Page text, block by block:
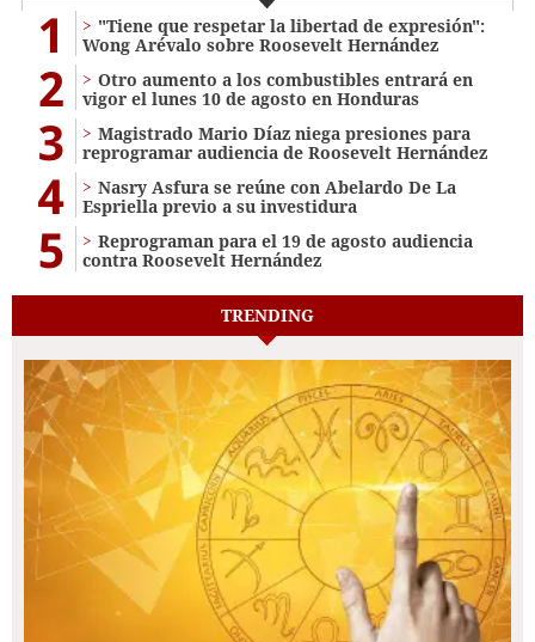
1
"Tiene que respetar la libertad de expresión":
Wong Arévalo sobre Roosevelt Hernández
2
Otro aumento a los combustibles entrará en
vigor el lunes 10 de agosto en Honduras
3
Magistrado Mario Díaz niega presiones para
reprogramar audiencia de Roosevelt Hernández
4
Nasry Asfura se reúne con Abelardo De La
Espriella previo a su investidura
5
Reprograman para el 19 de agosto audiencia
contra Roosevelt Hernández
TRENDING